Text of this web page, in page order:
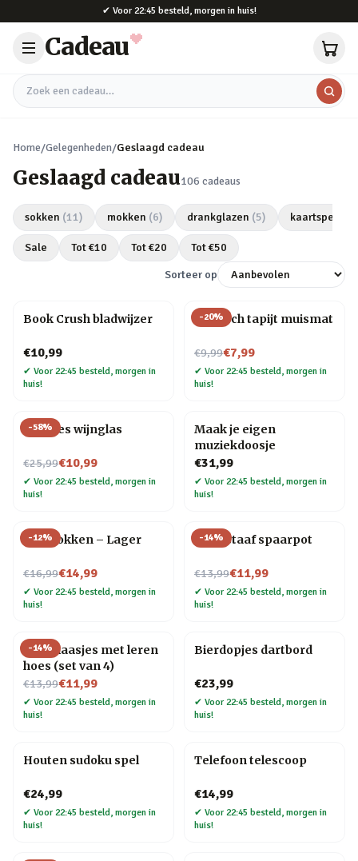
✔ Voor 22:45 besteld, morgen in huis!
Cadeau
Zoek een cadeau
Home/Gelegenheden/Geslaagd cadeau
Geslaagd cadeau106 cadeaus
sokken (11) mokken (6) drankglazen (5) kaartspellen
Sale Tot €10 Tot €20 Tot €50
Sorteer op
Book Crush bladwijzer
€10,99
✔ Voor 22:45 besteld, morgen in
huis!
-20%
Perzisch tapijt muismat
€9,99
Nu voor€7,99
✔ Voor 22:45 besteld, morgen in
huis!
-58%
Wijnfles wijnglas
€25,99
Nu voor€10,99
✔ Voor 22:45 besteld, morgen in
huis!
Maak je eigen
muziekdoosje
€31,99
✔ Voor 22:45 besteld, morgen in
huis!
-12%
Bier sokken – Lager
€16,99
Nu voor€14,99
✔ Voor 22:45 besteld, morgen in
huis!
-14%
Goudstaaf spaarpot
€13,99
Nu voor€11,99
✔ Voor 22:45 besteld, morgen in
huis!
-14%
Shotglaasjes met leren
hoes (set van 4)
€13,99
Nu voor€11,99
✔ Voor 22:45 besteld, morgen in
huis!
Bierdopjes dartbord
€23,99
✔ Voor 22:45 besteld, morgen in
huis!
Houten sudoku spel
€24,99
✔ Voor 22:45 besteld, morgen in
huis!
Telefoon telescoop
€14,99
✔ Voor 22:45 besteld, morgen in
huis!